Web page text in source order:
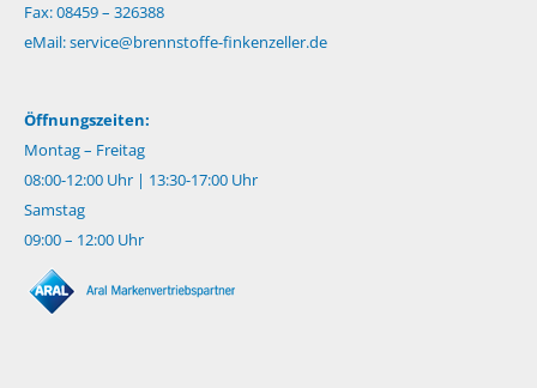
Fax: 08459 – 326388
eMail:service@brennstoffe-finkenzeller.de
Öffnungszeiten:
Montag – Freitag
08:00-12:00 Uhr | 13:30-17:00 Uhr
Samstag
09:00 – 12:00 Uhr